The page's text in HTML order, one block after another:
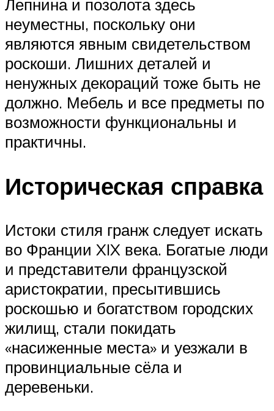
Лепнина и позолота здесь
неуместны, поскольку они
являются явным свидетельством
роскоши. Лишних деталей и
ненужных декораций тоже быть не
должно. Мебель и все предметы по
возможности функциональны и
практичны.
Историческая справка
Истоки стиля гранж следует искать
во Франции XIX века. Богатые люди
и представители французской
аристократии, пресытившись
роскошью и богатством городских
жилищ, стали покидать
«насиженные места» и уезжали в
провинциальные сёла и
деревеньки.